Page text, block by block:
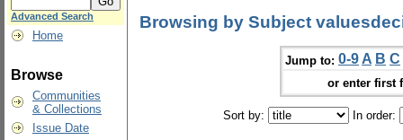
Advanced Search
Home
Browse
Communities
& Collections
Issue Date
Browsing by Subject
Jump to: 0-9 A B C
or enter first
Sort by: In order: